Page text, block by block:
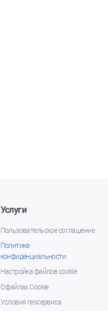
Услуги
Пользовательское соглашение
Политика
конфиденциальности
Настройка файлов cookie
О файлах Cookie
Условия геосервиса